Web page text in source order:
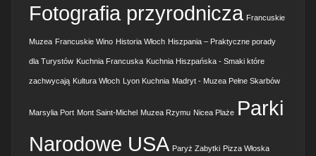
Fotografia przyrodnicza Francuskie
Muzea Francuskie Wino Historia Włoch Hiszpania – Praktyczne porady
dla Turystów Kuchnia Francuska Kuchnia Hiszpańska - Smaki które
zachwycają Kultura Włoch Lyon Kuchnia Madryt - Muzea Pełne Skarbów
Marsylia Port Mont Saint-Michel Muzea Rzymu Nicea Plaże Parki
Narodowe USA Paryż Zabytki Pizza Włoska